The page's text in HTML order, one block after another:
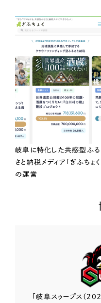
岐阜に特化した共感型ふる
さと納税メディア「ぎふちょく
の運営
「岐阜スゥープス （